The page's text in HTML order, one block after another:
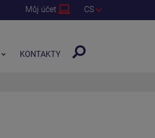
Můj účet CS
KONTAKTY